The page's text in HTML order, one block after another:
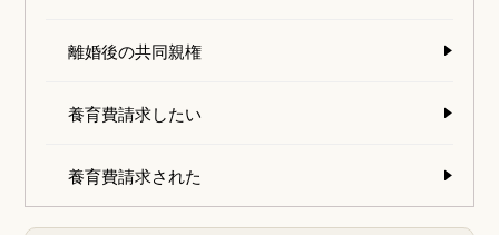
離婚後の共同親権
養育費請求したい
養育費請求された